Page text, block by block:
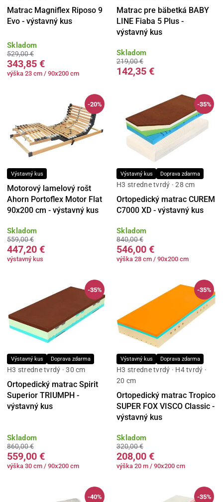
Matrac Magniflex Riposo 9
Evo - výstavný kus
Skladom
529,00 €
343,85 €
výška 23 cm / 90x200 cm
Matrac pre bäbetká BABY
LINE Fiaba 5 Plus -
výstavný kus
Skladom
219,00 €
142,35 €
-20%
Výstavný kus
Motorový lamelový rošt
Ahorn Portoflex Motor Flat
90x200 cm - výstavný kus
Skladom
559,00 €
447,20 €
výstavný kus
-35%
Výstavný kus Doprava zdarma
H3 stredne tvrdý · 28 cm
Ortopedický matrac CUREM
C7000 XD - výstavný kus
Skladom
840,00 €
546,00 €
výška 28 cm / 90x200 cm
-35%
Výstavný kus Doprava zdarma
H3 stredne tvrdý · 30 cm
Ortopedický matrac Spirit
Superior TRIUMPH -
výstavný kus
Skladom
860,00 €
559,00 €
výška 30 cm / 90x200 cm
-35%
Výstavný kus Doprava zdarma
H3 stredne tvrdý · H4 tvrdý ·
20 cm
Ortopedický matrac Tropico
SUPER FOX VISCO Classic -
výstavný kus
Skladom
320,00 €
208,00 €
výška 20 m / 90x200 cm
-40% -35%